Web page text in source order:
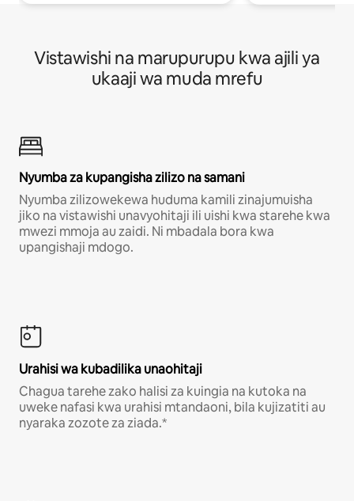
Vistawishi na marupurupu kwa ajili ya
ukaaji wa muda mrefu
Nyumba za kupangisha zilizo na samani
Nyumba zilizowekewa huduma kamili zinajumuisha
jiko na vistawishi unavyohitaji ili uishi kwa starehe kwa
mwezi mmoja au zaidi. Ni mbadala bora kwa
upangishaji mdogo.
Urahisi wa kubadilika unaohitaji
Chagua tarehe zako halisi za kuingia na kutoka na
uweke nafasi kwa urahisi mtandaoni, bila kujizatiti au
nyaraka zozote za ziada.*